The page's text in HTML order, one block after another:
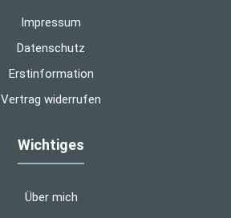
Impressum
Datenschutz
Erstinformation
Vertrag widerrufen
Wichtiges
Über mich